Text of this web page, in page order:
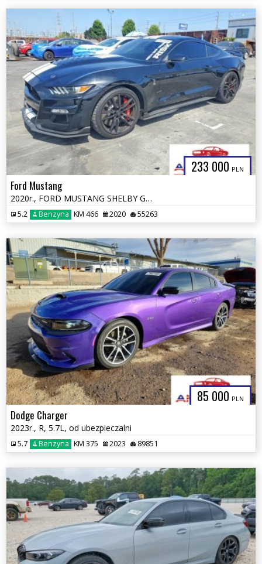
233 000 PLN
Ford Mustang
2020r., FORD MUSTANG SHELBY GT500, 5.2L, od ubezpieczalni
5.2 Benzyna KM 466 2020 55263
85 000 PLN
Dodge Charger
2023r., R, 5.7L, od ubezpieczalni
5.7 Benzyna KM 375 2023 89851